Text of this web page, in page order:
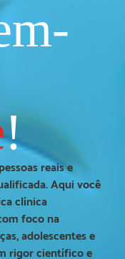
!
reais e
Aqui você
clínica
foco na
adolescentes e
rigor científico e